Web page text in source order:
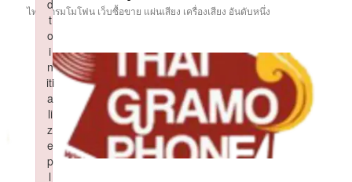
ไทยแกรมโมโฟน เว็บซื้อขาย แผ่นเสียง เครื่องเสียง อันดับหนึ่ง
d
t
o
i
n
iti
a
li
z
e
p
l